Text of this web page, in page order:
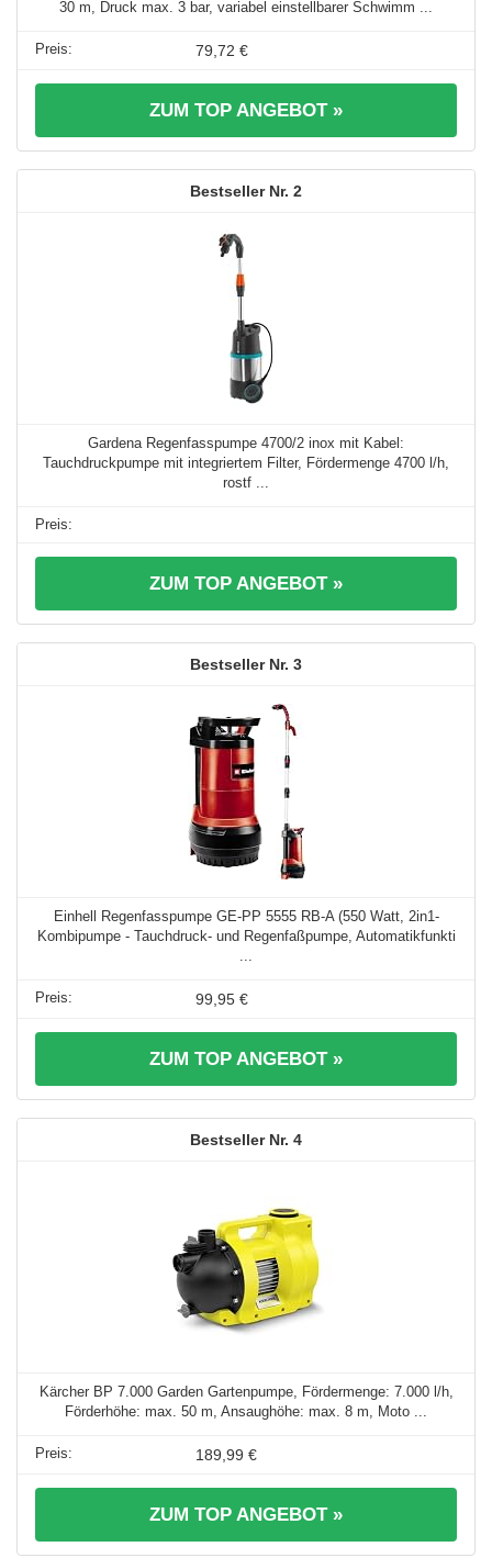
30 m, Druck max. 3 bar, variabel einstellbarer Schwimm ...
79,72 €
ZUM TOP ANGEBOT »
2
Gardena Regenfasspumpe 4700/2 inox mit Kabel:
Tauchdruckpumpe mit integriertem Filter, Fördermenge 4700 l/h,
rostf ...
ZUM TOP ANGEBOT »
3
Einhell Regenfasspumpe GE-PP 5555 RB-A (550 Watt, 2in1-
Kombipumpe - Tauchdruck- und Regenfaßpumpe, Automatikfunkti
99,95 €
ZUM TOP ANGEBOT »
4
Kärcher BP 7.000 Garden Gartenpumpe, Fördermenge: 7.000 l/h,
Förderhöhe: max. 50 m, Ansaughöhe: max. 8 m, Moto ...
189,99 €
ZUM TOP ANGEBOT »